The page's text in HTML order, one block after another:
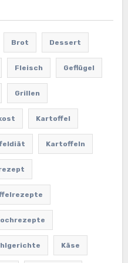
Brot Dessert
Fleisch Geflügel
Grillen
Kartoffel
Kartoffeln
Käse